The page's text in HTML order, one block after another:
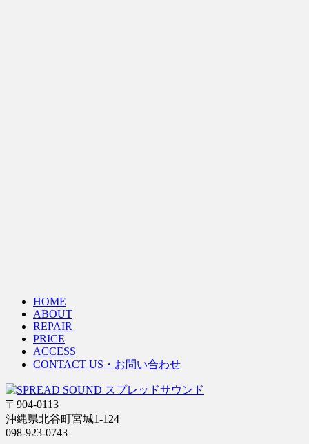
HOME
ABOUT
REPAIR
PRICE
ACCESS
CONTACT US・お問い合わせ
〒904-0113
沖縄県北谷町宮城1-124
098-923-0743